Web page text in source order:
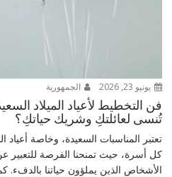
يونيو 23, 2026 الجمهورية
فن التخطيط لأعياد الميلاد
تُنسى لعائلتكِ وشريك حياتكِ؟
تعتبر المناسبات السعيدة، وخاصة
كل أسرة، حيث تمنحنا الفرصة للتعبير
الأشخاص الذين يملؤون حياتنا